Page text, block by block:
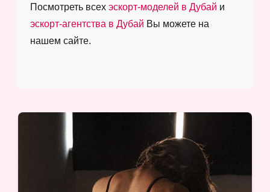
Посмотреть всех эскорт-моделей в Дубай и
эскорт-агентства в Дубай Вы можете на
нашем сайте.